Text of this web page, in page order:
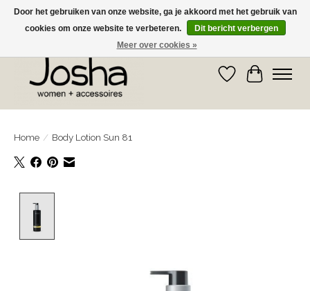
GRATIS OPHALEN IN DE WINKEL EN GRATIS VERZENDING VANAF € 75,00
Verlanglijst
Home / Body Lotion Sun 81
Door het gebruiken van onze website, ga je akkoord met het gebruik van
cookies om onze website te verbeteren.
Dit bericht verbergen
Meer over cookies »